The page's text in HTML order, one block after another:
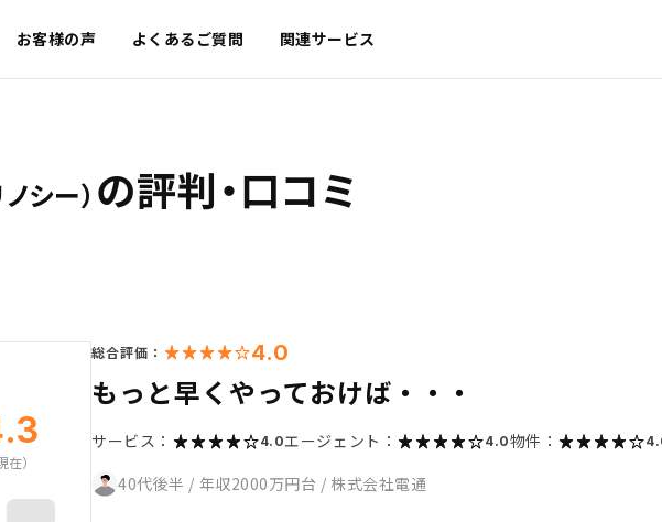
お客様の声 よくあるご質問 関連サービス
ノシー） の評判・口コミ
）
総合評価： 4.0
もっと早くやっておけば・・・
サービス： 4.0エージェント： 4.0物件：
40代後半 / 年収2000万円台 / 株式会社電通